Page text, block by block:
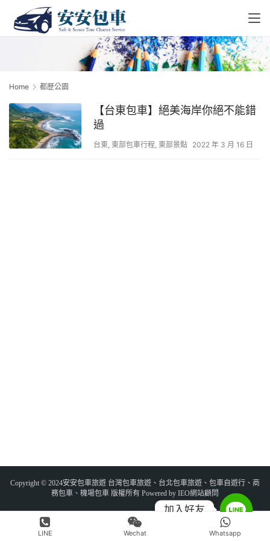
Home 都歷公園
【台東包車】絕美海岸你絕不能錯
過
台東 東部包車行程 東部景點 2022 年 3 月 16 日
Copyright © 2024安安包車旅遊 台灣包車旅遊、台北包車旅遊、包車自遊行、商
務包車、機場包車 版權所有 Powered by IEO網站顧問
LINE Wechat Whatsapp
加入好友